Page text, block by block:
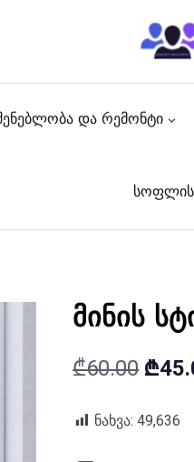
და რემონტი
სოფლის
მინის
₾60.00
was:
₾
ნახვა: 49,636